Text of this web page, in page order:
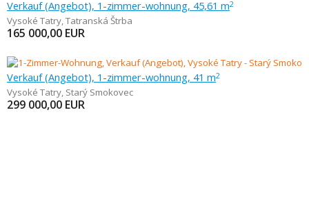
Verkauf (Angebot), 1-zimmer-wohnung, 45,61 m2
Vysoké Tatry,Tatranská Štrba
165 000,00 EUR
Verkauf (Angebot), 1-zimmer-wohnung, 41 m2
Vysoké Tatry, Starý Smokovec
299 000,00 EUR